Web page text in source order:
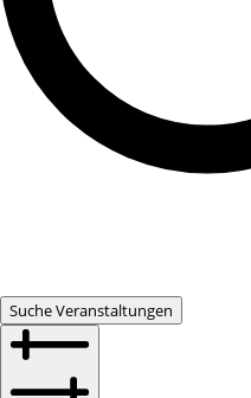
Suche Veranstaltungen